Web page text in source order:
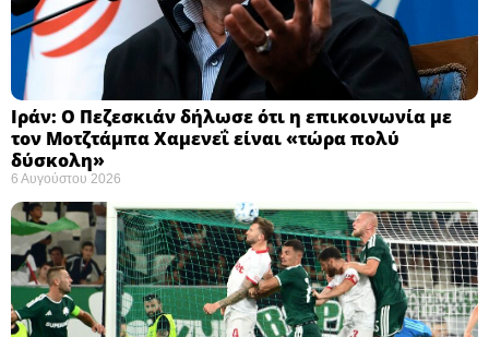
Ιράν: Ο Πεζεσκιάν δήλωσε ότι η επικοινωνία με
τον Μοτζτάμπα Χαμενεΐ είναι «τώρα πολύ
δύσκολη» ​
6 Αυγούστου 2026